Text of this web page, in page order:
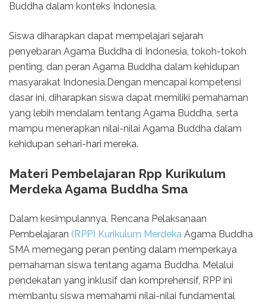
Buddha dalam konteks Indonesia.
Siswa diharapkan dapat mempelajari sejarah
penyebaran Agama Buddha di Indonesia, tokoh-tokoh
penting, dan peran Agama Buddha dalam kehidupan
masyarakat Indonesia.Dengan mencapai kompetensi
dasar ini, diharapkan siswa dapat memiliki pemahaman
yang lebih mendalam tentang Agama Buddha, serta
mampu menerapkan nilai-nilai Agama Buddha dalam
kehidupan sehari-hari mereka.
Materi Pembelajaran Rpp Kurikulum
Merdeka Agama Buddha Sma
Dalam kesimpulannya, Rencana Pelaksanaan
Pembelajaran (RPP) Kurikulum Merdeka Agama Buddha
SMA memegang peran penting dalam memperkaya
pemahaman siswa tentang agama Buddha. Melalui
pendekatan yang inklusif dan komprehensif, RPP ini
membantu siswa memahami nilai-nilai fundamental